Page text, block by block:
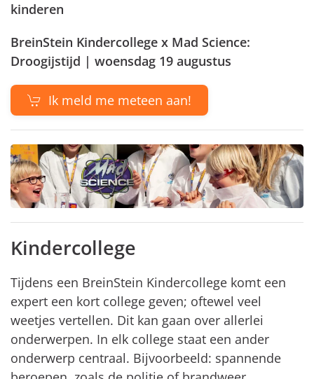
kinderen
BreinStein Kindercollege x Mad Science:
Droogijstijd | woensdag 19 augustus
Ik meld me meteen aan!
Kindercollege
Tijdens een BreinStein Kindercollege komt een
expert een kort college geven; oftewel veel
weetjes vertellen. Dit kan gaan over allerlei
onderwerpen. In elk college staat een ander
onderwerp centraal. Bijvoorbeeld: spannende